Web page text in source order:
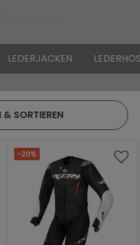
LEDERJACKEN
& SORTIEREN
-20%